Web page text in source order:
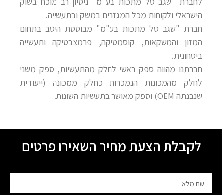
הישראלי ולקוחות מכל המגזרים במשק ובתעשייה.
חברת "שגב טל מתכות בע"מ" מבוססת היטב בתחום
המזון והמשקאות, קוסמטיקה, פרמצבטיקה ותעשייה
ביטחונית.
חברתנו מהווה ספק ראשי לחלק מהתעשיות, ספק משני
לחלק מהמכונות הנמכרות כחלק ממכונה (ייעודית
שנבנתה OEM) וספק מאושר בתעשיות השונות.
לקבלת הצעת מחיר השאירו פרטים